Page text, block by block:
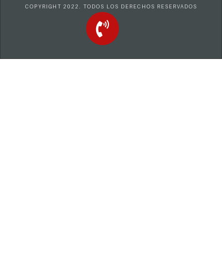
COPYRIGHT 2022. TODOS LOS DERECHOS RESERVADOS